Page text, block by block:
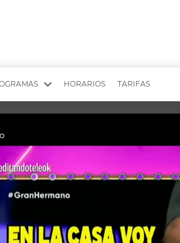
YUYITO A LA TARDE
EMPRENDI2
EL OLIVO BLANCO
DR. BEAUTY
EL SEÑOR DE
ARGENTINOS X
ESTÉTICA 360 TV
CARAS Y
HORARIOS TARIFAS